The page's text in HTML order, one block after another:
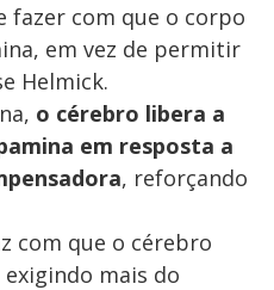
fazer com que o corpo
em vez de permitir
Helmick.
o cérebro libera a
em resposta a
, reforçando
com que o cérebro
mais do